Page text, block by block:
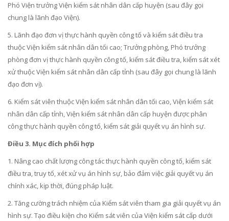
Phó Viện trưởng Viện kiểm sát nhân dân cấp huyện (sau đây gọi
chung là lãnh đạo Viện).
5. Lãnh đạo đơn vị thực hành quyền công tố và kiểm sát điều tra
thuộc Viện kiểm sát nhân dân tối cao; Trưởng phòng, Phó trưởng
phòng đơn vị thực hành quyền công tố, kiểm sát điều tra, kiểm sát xét
xử thuộc Viện kiểm sát nhân dân cấp tỉnh (sau đây gọi chung là lãnh
đạo đơn vị).
6. Kiểm sát viên thuộc Viện kiểm sát nhân dân tối cao, Viện kiểm sát
nhân dân cấp tỉnh, Viện kiểm sát nhân dân cấp huyện được phân
công thực hành quyền công tố, kiểm sát giải quyết vụ án hình sự.
Điều 3. Mục đích phối hợp
1. Nâng cao chất lượng công tác thực hành quyền công tố, kiểm sát
điều tra, truy tố, xét xử vụ án hình sự, bảo đảm việc giải quyết vụ án
chính xác, kịp thời, đúng pháp luật.
2. Tăng cườngtrách nhiệm của Kiểm sát viên tham gia giải quyếtvụ án
hình sự. Tạo điều kiện cho Kiểm sát viên của Viện kiểm sát cấp dưới